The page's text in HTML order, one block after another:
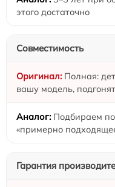
этого достаточно
Совместимость
Полная:
вашу модель,
Подбираем
«примерно
Гарантия